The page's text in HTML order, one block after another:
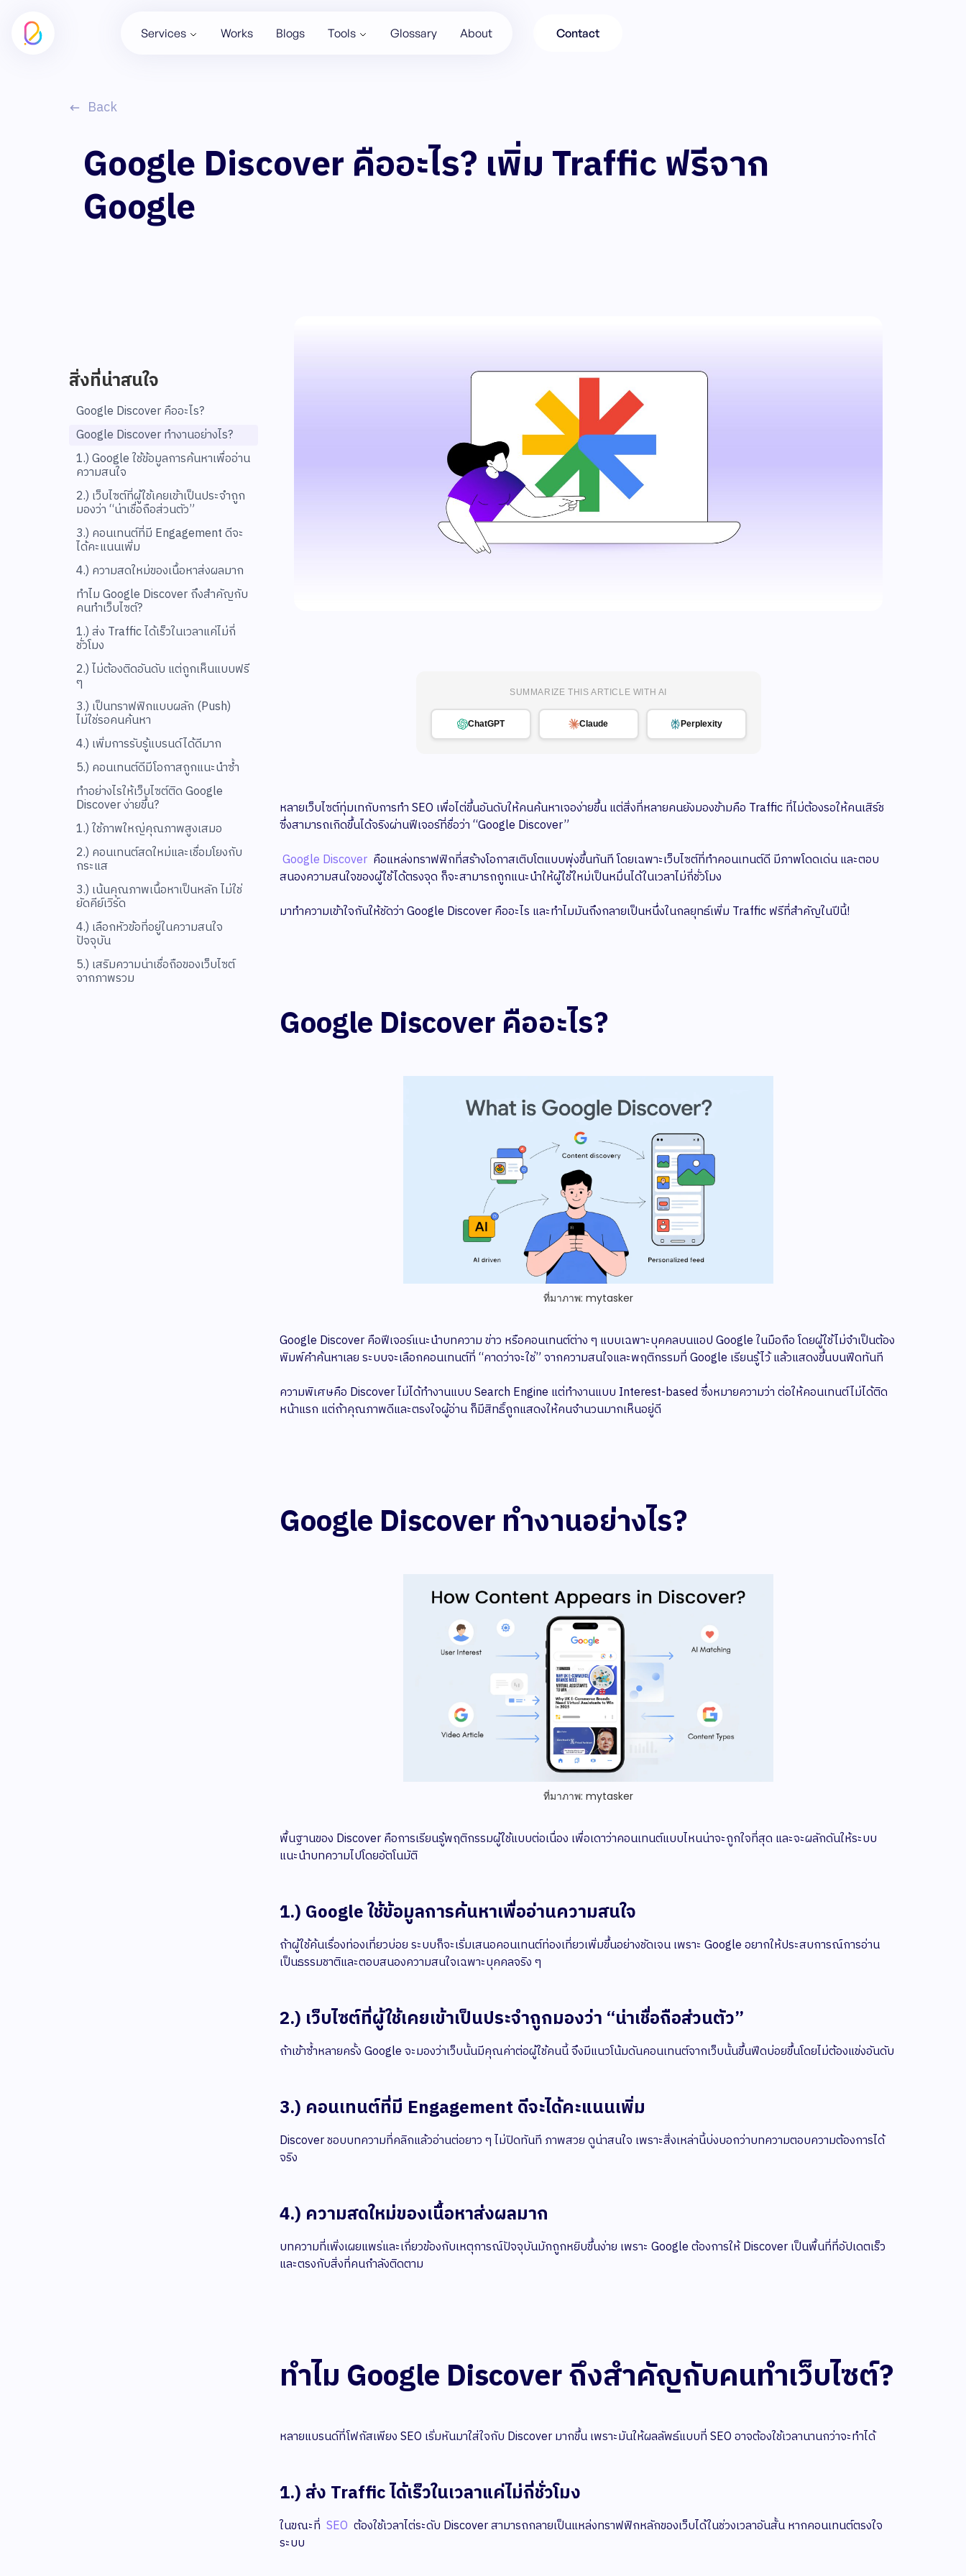
Services Works Blogs Tools Glossary About Contact
Back
Google Discover คืออะไร? เพิ่ม Traffic ฟรีจาก
Google
สิ่งที่น่าสนใจ
Google Discover คืออะไร?
Google Discover ทำงานอย่างไร?
1.) Google ใช้ข้อมูลการค้นหาเพื่ออ่าน
ความสนใจ
2.) เว็บไซต์ที่ผู้ใช้เคยเข้าเป็นประจำถูก
มองว่า “น่าเชื่อถือส่วนตัว”
3.) คอนเทนต์ที่มี Engagement ดีจะ
ได้คะแนนเพิ่ม
4.) ความสดใหม่ของเนื้อหาส่งผลมาก
ทำไม Google Discover ถึงสำคัญกับ
คนทำเว็บไซต์?
1.) ส่ง Traffic ได้เร็วในเวลาแค่ไม่กี่
ชั่วโมง
2.) ไม่ต้องติดอันดับ แต่ถูกเห็นแบบฟรี
ๆ
3.) เป็นทราฟฟิกแบบผลัก (Push)
ไม่ใช่รอคนค้นหา
4.) เพิ่มการรับรู้แบรนด์ได้ดีมาก
5.) คอนเทนต์ดีมีโอกาสถูกแนะนำซ้ำ
ทำอย่างไรให้เว็บไซต์ติด Google
Discover ง่ายขึ้น?
1.) ใช้ภาพใหญ่คุณภาพสูงเสมอ
2.) คอนเทนต์สดใหม่และเชื่อมโยงกับ
กระแส
3.) เน้นคุณภาพเนื้อหาเป็นหลัก ไม่ใช่
ยัดคีย์เวิร์ด
4.) เลือกหัวข้อที่อยู่ในความสนใจ
ปัจจุบัน
5.) เสริมความน่าเชื่อถือของเว็บไซต์
จากภาพรวม
SUMMARIZE THIS ARTICLE WITH AI
ChatGPT Claude Perplexity
หลายเว็บไซต์ทุ่มเทกับการทำ SEO เพื่อไต่ขึ้นอันดับให้คนค้นหาเจอง่ายขึ้น แต่สิ่งที่หลายคนยังมองข้ามคือ Traffic ที่ไม่ต้องรอให้คนเสิร์ช
ซึ่งสามารถเกิดขึ้นได้จริงผ่านฟีเจอร์ที่ชื่อว่า “Google Discover”
Google Discover คือแหล่งทราฟฟิกที่สร้างโอกาสเติบโตแบบพุ่งขึ้นทันที โดยเฉพาะเว็บไซต์ที่ทำคอนเทนต์ดี มีภาพโดดเด่น และตอบ
สนองความสนใจของผู้ใช้ได้ตรงจุด ก็จะสามารถถูกแนะนำให้ผู้ใช้ใหม่เป็นหมื่นได้ในเวลาไม่กี่ชั่วโมง
มาทำความเข้าใจกันให้ชัดว่า Google Discover คืออะไร และทำไมมันถึงกลายเป็นหนึ่งในกลยุทธ์เพิ่ม Traffic ฟรีที่สำคัญในปีนี้!
Google Discover คืออะไร?
ที่มาภาพ: mytasker
Google Discover คือฟีเจอร์แนะนำบทความ ข่าว หรือคอนเทนต์ต่าง ๆ แบบเฉพาะบุคคลบนแอป Google ในมือถือ โดยผู้ใช้ไม่จำเป็นต้อง
พิมพ์คำค้นหาเลย ระบบจะเลือกคอนเทนต์ที่ “คาดว่าจะใช่” จากความสนใจและพฤติกรรมที่ Google เรียนรู้ไว้ แล้วแสดงขึ้นบนฟีดทันที
ความพิเศษคือ Discover ไม่ได้ทำงานแบบ Search Engine แต่ทำงานแบบ Interest-based ซึ่งหมายความว่า ต่อให้คอนเทนต์ไม่ได้ติด
หน้าแรก แต่ถ้าคุณภาพดีและตรงใจผู้อ่าน ก็มีสิทธิ์ถูกแสดงให้คนจำนวนมากเห็นอยู่ดี
Google Discover ทำงานอย่างไร?
ที่มาภาพ: mytasker
พื้นฐานของ Discover คือการเรียนรู้พฤติกรรมผู้ใช้แบบต่อเนื่อง เพื่อเดาว่าคอนเทนต์แบบไหนน่าจะถูกใจที่สุด และจะผลักดันให้ระบบ
แนะนำบทความไปโดยอัตโนมัติ
1.) Google ใช้ข้อมูลการค้นหาเพื่ออ่านความสนใจ
ถ้าผู้ใช้ค้นเรื่องท่องเที่ยวบ่อย ระบบก็จะเริ่มเสนอคอนเทนต์ท่องเที่ยวเพิ่มขึ้นอย่างชัดเจน เพราะ Google อยากให้ประสบการณ์การอ่าน
เป็นธรรมชาติและตอบสนองความสนใจเฉพาะบุคคลจริง ๆ
2.) เว็บไซต์ที่ผู้ใช้เคยเข้าเป็นประจำถูกมองว่า “น่าเชื่อถือส่วนตัว”
ถ้าเข้าซ้ำหลายครั้ง Google จะมองว่าเว็บนั้นมีคุณค่าต่อผู้ใช้คนนี้ จึงมีแนวโน้มดันคอนเทนต์จากเว็บนั้นขึ้นฟีดบ่อยขึ้นโดยไม่ต้องแข่งอันดับ
3.) คอนเทนต์ที่มี Engagement ดีจะได้คะแนนเพิ่ม
Discover ชอบบทความที่คลิกแล้วอ่านต่อยาว ๆ ไม่ปิดทันที ภาพสวย ดูน่าสนใจ เพราะสิ่งเหล่านี้บ่งบอกว่าบทความตอบความต้องการได้
จริง
4.) ความสดใหม่ของเนื้อหาส่งผลมาก
บทความที่เพิ่งเผยแพร่และเกี่ยวข้องกับเหตุการณ์ปัจจุบันมักถูกหยิบขึ้นง่าย เพราะ Google ต้องการให้ Discover เป็นพื้นที่ที่อัปเดตเร็ว
และตรงกับสิ่งที่คนกำลังติดตาม
ทำไม Google Discover ถึงสำคัญกับคนทำเว็บไซต์?
หลายแบรนด์ที่โฟกัสเพียง SEO เริ่มหันมาใส่ใจกับ Discover มากขึ้น เพราะมันให้ผลลัพธ์แบบที่ SEO อาจต้องใช้เวลานานกว่าจะทำได้
1.) ส่ง Traffic ได้เร็วในเวลาแค่ไม่กี่ชั่วโมง
ในขณะที่ SEO ต้องใช้เวลาไต่ระดับ Discover สามารถกลายเป็นแหล่งทราฟฟิกหลักของเว็บได้ในช่วงเวลาอันสั้น หากคอนเทนต์ตรงใจ
ระบบ